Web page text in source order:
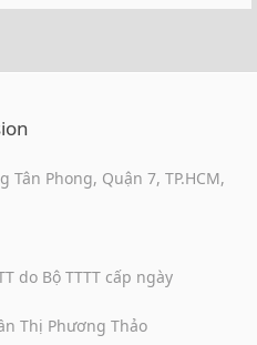
Phong, Quận 7, TP.HCM,
do Bộ TTTT cấp ngày
Thị Phương Thảo